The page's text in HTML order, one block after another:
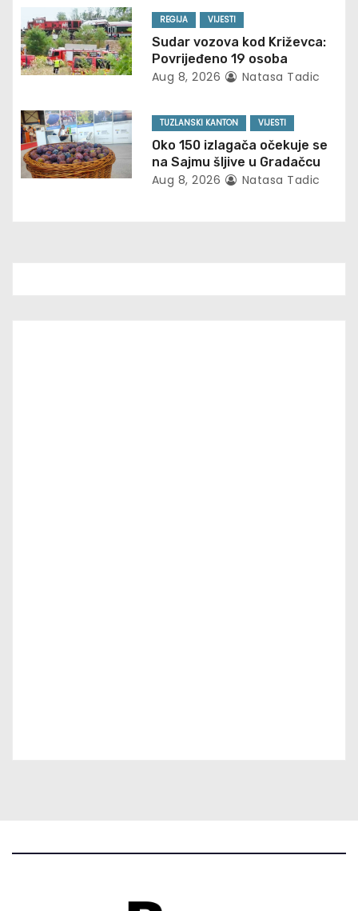
t
i
o
n
REGIJA VIJESTI
Sudar vozova kod Križevca:
Povrijeđeno 19 osoba
Aug 8, 2026 Natasa Tadic
TUZLANSKI KANTON VIJESTI
Oko 150 izlagača očekuje se
na Sajmu šljive u Gradačcu
Aug 8, 2026 Natasa Tadic